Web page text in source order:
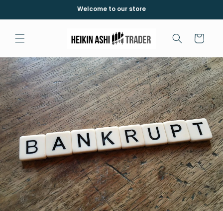
au
Welcome to our store
Panier